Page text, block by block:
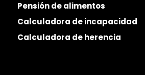
Pensión de alimentos
Calculadora de incapacidad
Calculadora de herencia